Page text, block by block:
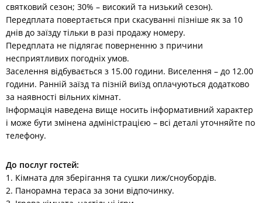
святковий сезон; 30% – високий та низький сезон).
Передплата повертається при скасуванні пізніше як за 10
днів до заїзду тільки в разі продажу номеру.
Передплата не підлягає поверненню з причини
несприятливих погодніх умов.
Заселення відбувається з 15.00 години. Виселення – до 12.00
години. Ранній заїзд та пізній виїзд оплачуються додатково
за наявності вільних кімнат.
Інформація наведена вище носить інформативний характер
і може бути змінена адміністрацією – всі деталі уточняйте по
телефону.
До послуг гостей:
1. Кімната для зберігання та сушки лиж/сноубордів.
2. Панорамна тераса за зони відпочинку.